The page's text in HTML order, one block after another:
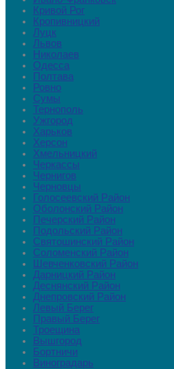
Кривой Рог
Кропивницкий
Луцк
Львов
Николаев
Одесса
Полтава
Ровно
Сумы
Тернополь
Ужгород
Харьков
Херсон
Хмельницкий
Черкассы
Чернигов
Черновцы
Голосеевский Район
Оболонский Район
Печерский Район
Подольский Район
Святошинский Район
Соломенский Район
Шевченковский Район
Дарницкий Район
Деснянский Район
Днепровский Район
Левый Берег
Правый Берег
Троещина
Вышгород
Бортничи
Виноградарь